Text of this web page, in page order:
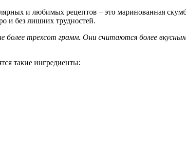
и любимых рецептов – это маринованная
и без лишних трудностей.
более трехсот грамм. Они считаются более
такие ингредиенты: